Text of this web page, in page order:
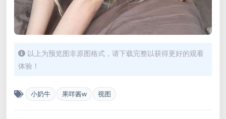
以上为预览图非原图格式，请下载完整以获得更好的观看
体验！
小奶牛 果咩酱w 视图